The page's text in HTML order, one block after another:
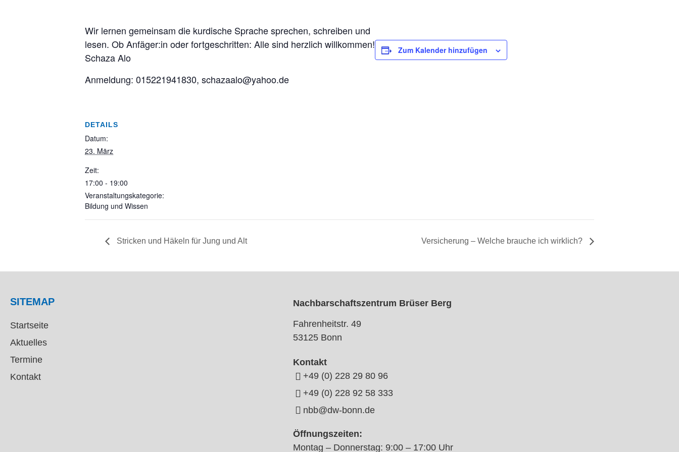
Wir lernen gemeinsam die kurdische Sprache sprechen, schreiben und
lesen. Ob Anfäger:in oder fortgeschritten: Alle sind herzlich willkommen!
Schaza Alo
Anmeldung: 015221941830, schazaalo@yahoo.de
Zum Kalender hinzufügen
DETAILS
Datum:
23. März
Zeit:
17:00 - 19:00
Veranstaltungskategorie:
Bildung und Wissen
Stricken und Häkeln für Jung und Alt Versicherung – Welche brauche ich wirklich?
SITEMAP
Startseite
Aktuelles
Termine
Kontakt
Nachbarschaftszentrum Brüser Berg
Fahrenheitstr. 49
53125 Bonn
Kontakt
+49 (0) 228 29 80 96
+49 (0) 228 92 58 333
nbb@dw-bonn.de
Öffnungszeiten:
Montag – Donnerstag: 9:00 – 17:00 Uhr